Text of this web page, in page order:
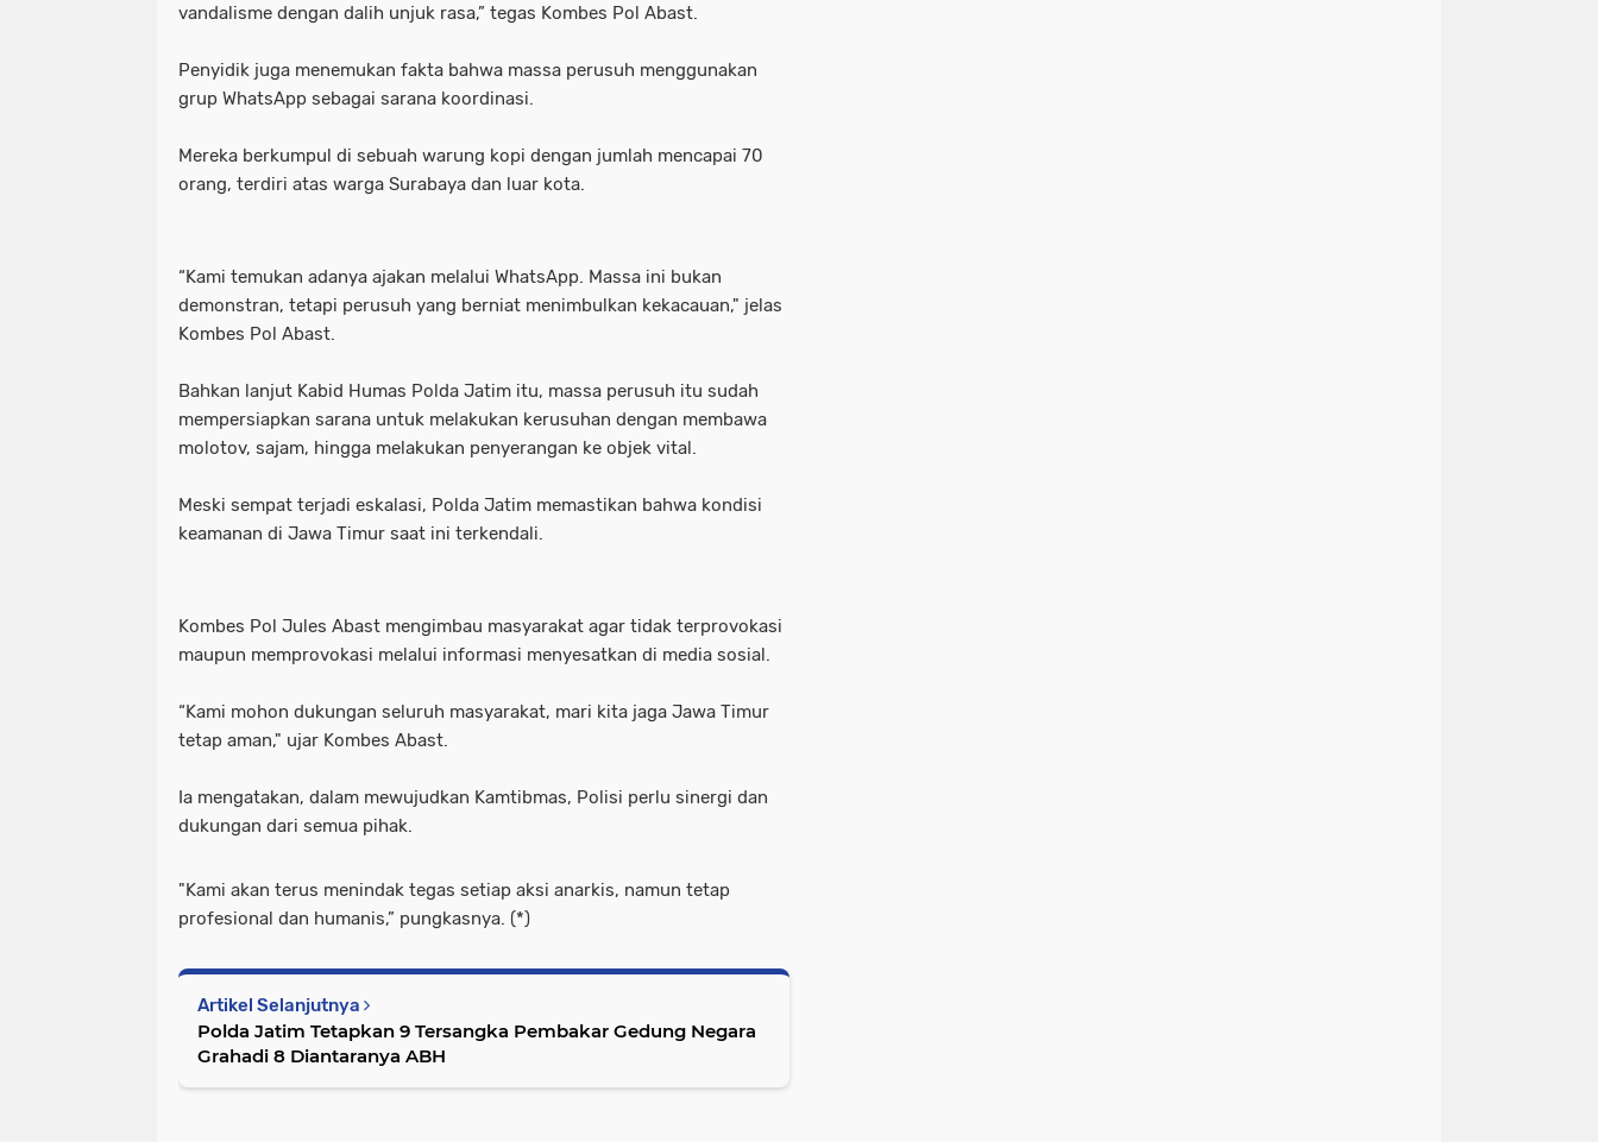
vandalisme dengan dalih unjuk rasa,” tegas Kombes Pol Abast.
Penyidik juga menemukan fakta bahwa massa perusuh menggunakan
grup WhatsApp sebagai sarana koordinasi.
Mereka berkumpul di sebuah warung kopi dengan jumlah mencapai 70
orang, terdiri atas warga Surabaya dan luar kota.
“Kami temukan adanya ajakan melalui WhatsApp. Massa ini bukan
demonstran, tetapi perusuh yang berniat menimbulkan kekacauan," jelas
Kombes Pol Abast.
Bahkan lanjut Kabid Humas Polda Jatim itu, massa perusuh itu sudah
mempersiapkan sarana untuk melakukan kerusuhan dengan membawa
molotov, sajam, hingga melakukan penyerangan ke objek vital.
Meski sempat terjadi eskalasi, Polda Jatim memastikan bahwa kondisi
keamanan di Jawa Timur saat ini terkendali.
Kombes Pol Jules Abast mengimbau masyarakat agar tidak terprovokasi
maupun memprovokasi melalui informasi menyesatkan di media sosial.
“Kami mohon dukungan seluruh masyarakat, mari kita jaga Jawa Timur
tetap aman," ujar Kombes Abast.
Ia mengatakan, dalam mewujudkan Kamtibmas, Polisi perlu sinergi dan
dukungan dari semua pihak.
"Kami akan terus menindak tegas setiap aksi anarkis, namun tetap
profesional dan humanis,” pungkasnya. (*)
Artikel Selanjutnya
Polda Jatim Tetapkan 9 Tersangka Pembakar Gedung Negara
Grahadi 8 Diantaranya ABH